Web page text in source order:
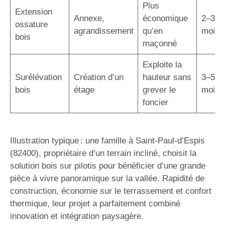
Extension
ossature
bois
Annexe,
agrandissement
Plus
économique
qu’en
maçonné
2–3
mois
Surélévation
bois
Création d’un
étage
Exploite la
hauteur sans
grever le
foncier
3–5
mois
Illustration typique : une famille à Saint-Paul-d’Espis
(82400), propriétaire d’un terrain incliné, choisit la
solution bois sur pilotis pour bénéficier d’une grande
pièce à vivre panoramique sur la vallée. Rapidité de
construction, économie sur le terrassement et confort
thermique, leur projet a parfaitement combiné
innovation et intégration paysagère.